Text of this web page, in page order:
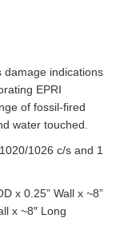
damage indications
EPRI
of fossil-fired
water touched.
1026 c/s and 1
x 0.25” Wall x ~8”
x ~8″ Long